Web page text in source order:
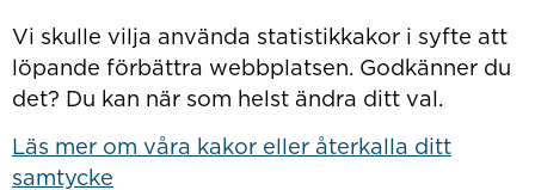
Vi skulle vilja använda statistikkakor i syfte att
löpande förbättra webbplatsen. Godkänner du
det? Du kan när som helst ändra ditt val.
Läs mer om våra kakor eller återkalla ditt
samtycke